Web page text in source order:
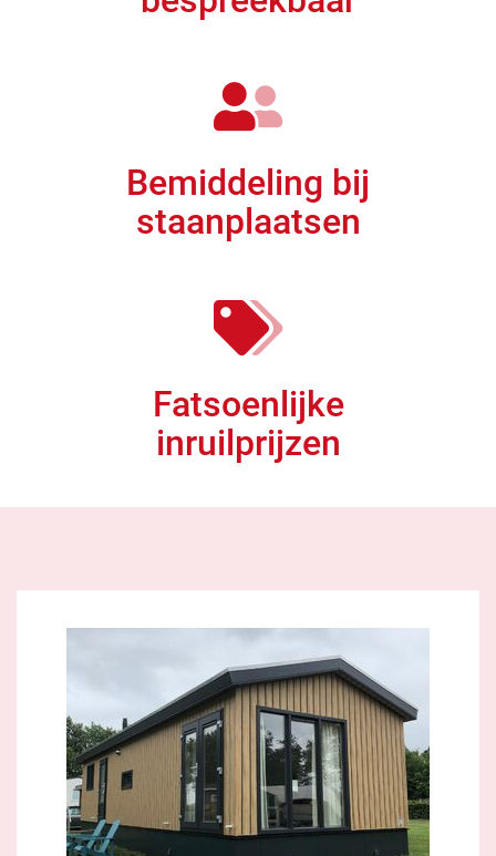
Bemiddeling bij
staanplaatsen
Fatsoenlijke
inruilprijzen